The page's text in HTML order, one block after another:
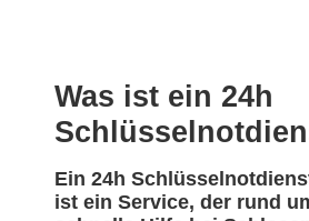
Was ist ein 24h
Ein 24h
ist ein Service, der rund